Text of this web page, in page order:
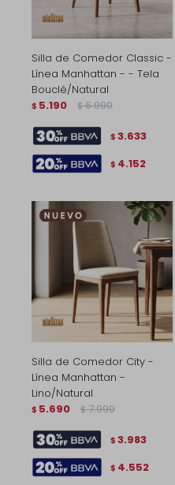
Silla de Comedor Classic -
Línea Manhattan - - Tela
Bouclé/Natural
$ 5.190 $ 6.990
$ 3.633
$ 4.152
Silla de Comedor City -
Línea Manhattan -
Lino/Natural
$ 5.690 $ 7.990
$ 3.983
$ 4.552